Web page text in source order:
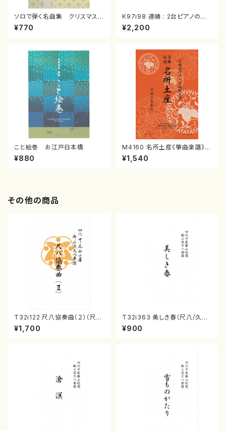
ソロで弾く名曲集 クリスマス・
イブ／恋人がサンタクロース(
箏独奏 /大平光美 編曲/楽
¥770
K97i98 連禱 : 2台ピアノのた
めの（2 Pianos / 菊池 幸夫 /
楽譜）
¥2,200
こと絵巻 お江戸日本橋
¥880
M4160 名所土産《箏曲楽譜》
（箏/宮城喜代子・宮城数江著・
宮城宗家監修/箏曲古典楽譜）
¥1,540
その他の商品
T32i122 尺八協奏曲（２）（尺
八/二代 山本邦山/尺八/都山式
譜）都山流公刊楽譜曲番:571
¥1,700
T32i363 美しき春（尺八/久本
玄智/楽譜）都山流公刊楽譜曲
番:2068
¥900